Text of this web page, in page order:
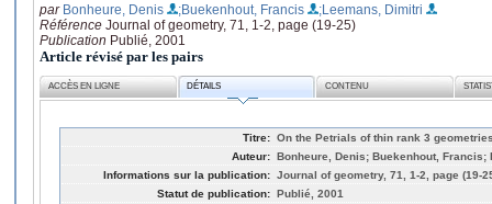
par Bonheure, Denis ;Buekenhout, Francis
;Leemans, Dimitri
Référence Journal of geometry, 71, 1-2, page (19-25)
Publication Publié, 2001
Article révisé par les pairs
ACCÈS EN LIGNE DÉTAILS CONTENU
Titre: On the Petrials of thin rank 3
Auteur: Bonheure, Denis; Buekenhout, Francis;
Informations sur la publication: Journal of geometry, 71, 1-2, page (19-
Statut de publication: Publié, 2001